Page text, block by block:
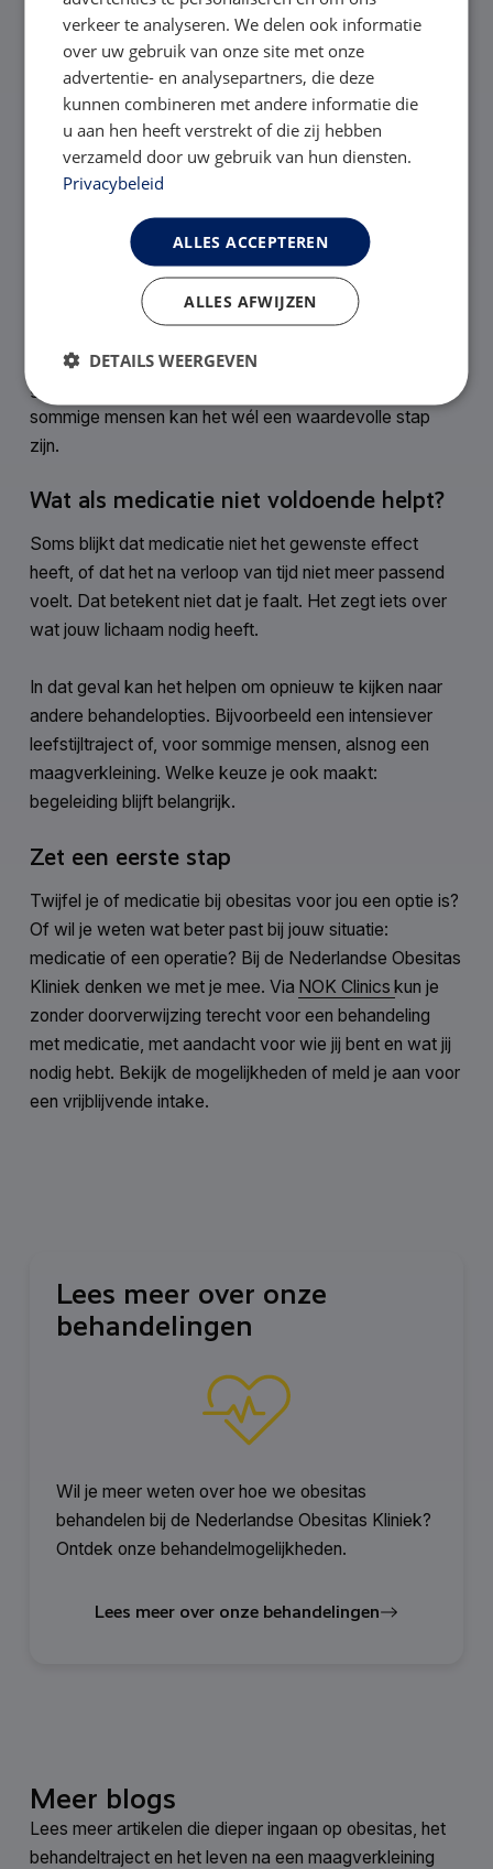
breder behandelplan, niet als losse oplossing.
Zijn er nadelen of risico’s?
Zoals bij alle medicijnen kunnen er bij medicatie tegen
overgewicht bijwerkingen optreden. Welke dat zijn,
verschilt per persoon en per middel. Daarom is
hoe je lichaam reageert
of het effect heeft
of het past bij jouw gezondheid en doelen
Eerlijkheid staat voorop: medicatie is niet voor iedereen
geschikt en ook geen snelle oplossing. Maar voor
sommige mensen kan het wél een waardevolle stap
zijn.
Wat als medicatie niet voldoende helpt?
Soms blijkt dat medicatie niet het gewenste effect
heeft, of dat het na verloop van tijd niet meer passend
voelt. Dat betekent niet dat je faalt. Het zegt iets over
wat jouw lichaam nodig heeft.
In dat geval kan het helpen om opnieuw te kijken naar
andere behandelopties. Bijvoorbeeld een intensiever
leefstijltraject of, voor sommige mensen, alsnog een
maagverkleining. Welke keuze je ook maakt:
begeleiding blijft belangrijk.
Zet een eerste stap
Twijfel je of medicatie bij obesitas voor jou een optie is?
Of wil je weten wat beter past bij jouw situatie:
medicatie of een operatie? Bij de Nederlandse Obesitas
Kliniek denken we met je mee. Via NOK Clinicskun je
zonder doorverwijzing terecht voor een behandeling
met medicatie, met aandacht voor wie jij bent en wat jij
nodig hebt. Bekijk de mogelijkheden of meld je aan voor
een vrijblijvende intake.
Lees meer over onze
behandelingen
Wil je meer weten over hoe we obesitas
behandelen bij de Nederlandse Obesitas Kliniek?
Ontdek onze behandelmogelijkheden.
Lees meer over onze behandelingen
Meer blogs
Lees meer artikelen die dieper ingaan op obesitas, het
behandeltraject en het leven na een maagverkleining
verkeer te analyseren. We delen ook informatie
over uw gebruik van onze site met onze
advertentie- en analysepartners, die deze
kunnen combineren met andere informatie die
u aan hen heeft verstrekt of die zij hebben
verzameld door uw gebruik van hun diensten.
Privacybeleid
ALLES ACCEPTEREN
ALLES AFWIJZEN
DETAILS WEERGEVEN